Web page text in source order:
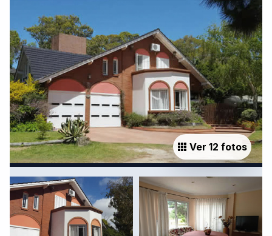
Ver 12 fotos